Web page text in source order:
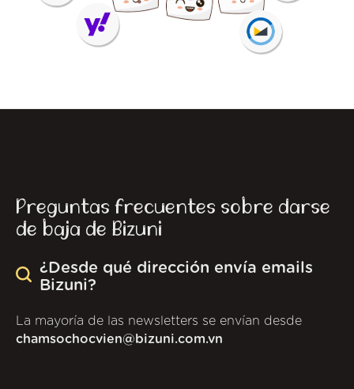
Preguntas frecuentes sobre darse
de baja de Bizuni
¿Desde qué dirección envía emails
Bizuni?
La mayoría de las newsletters se envían desde
chamsochocvien@bizuni.com.vn